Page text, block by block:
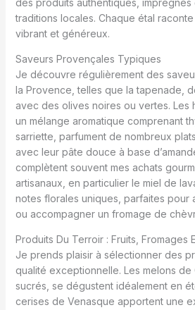
des produits authentiques,
traditions locales. Chaque étal raconte
vibrant et généreux.
Saveurs Provençales Typiques
Je découvre régulièrement des
la Provence, telles que la tapenade,
avec des olives noires ou vertes. Les
un mélange aromatique comprenant
sarriette, parfument de nombreux
avec leur pâte douce à base
complètent souvent mes achats
artisanaux, en particulier le miel de
notes florales uniques, parfaites pour
ou accompagner un fromage de
Produits Du Terroir : Fruits, Fromages
Je prends plaisir à sélectionner des
qualité exceptionnelle. Les melons de
sucrés, se dégustent idéalement en
cerises de Venasque apportent une